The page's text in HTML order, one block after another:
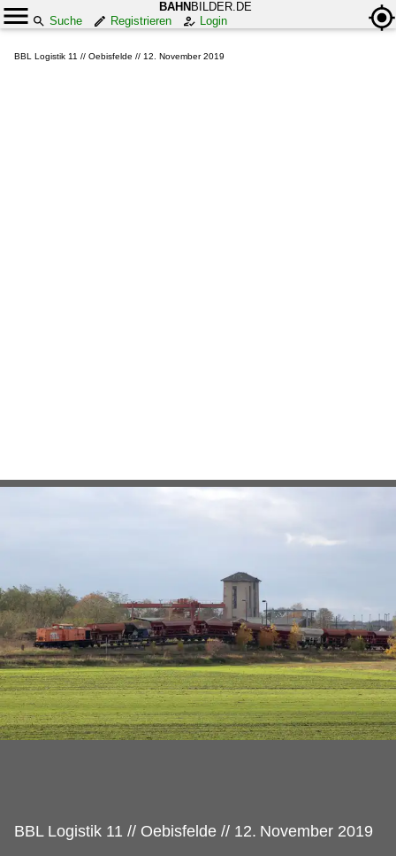
BAHN BILDER.DE
Suche
Registrieren Login
BBL Logistik 11 // Oebisfelde // 12. November 2019
BBL Logistik 11 // Oebisfelde // 12. November 2019